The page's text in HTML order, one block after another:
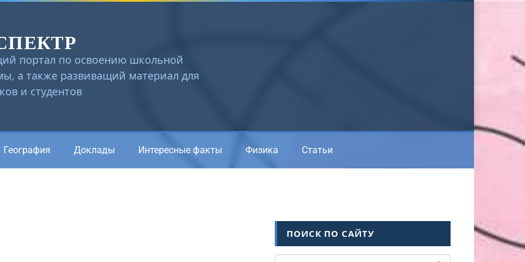
портал по освоению школьной
а также развиващий материал для
и студентов
География Доклады Интересные факты Физика Статьи
ПОИСК ПО САЙТУ